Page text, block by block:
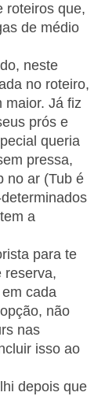
roteiros que,
de médio
neste
no roteiro,
maior. Já fiz
prós e
queria
pressa,
no ar (Tub é
a
para te
reserva,
cada
não
nas
isso ao
depois que